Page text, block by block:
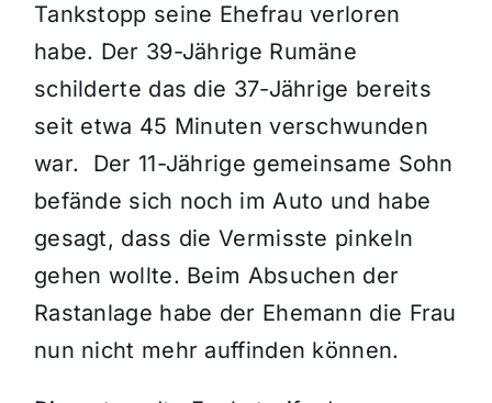
Tankstopp seine Ehefrau verloren
habe. Der 39-Jährige Rumäne
schilderte das die 37-Jährige bereits
seit etwa 45 Minuten verschwunden
war. Der 11-Jährige gemeinsame Sohn
befände sich noch im Auto und habe
gesagt, dass die Vermisste pinkeln
gehen wollte. Beim Absuchen der
Rastanlage habe der Ehemann die Frau
nun nicht mehr auffinden können.